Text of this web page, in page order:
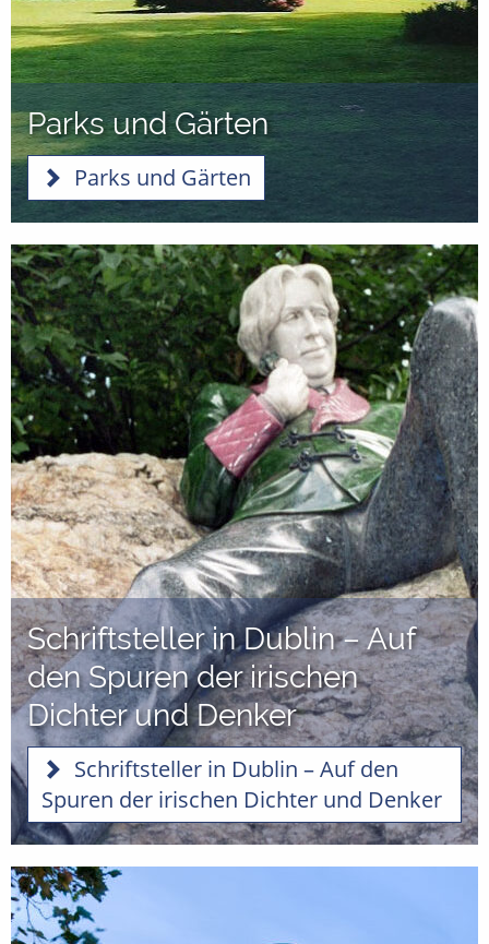
Parks und Gärten
Parks und Gärten
Schriftsteller in Dublin – Auf
den Spuren der irischen
Dichter und Denker
Schriftsteller in Dublin – Auf den
Spuren der irischen Dichter und Denker